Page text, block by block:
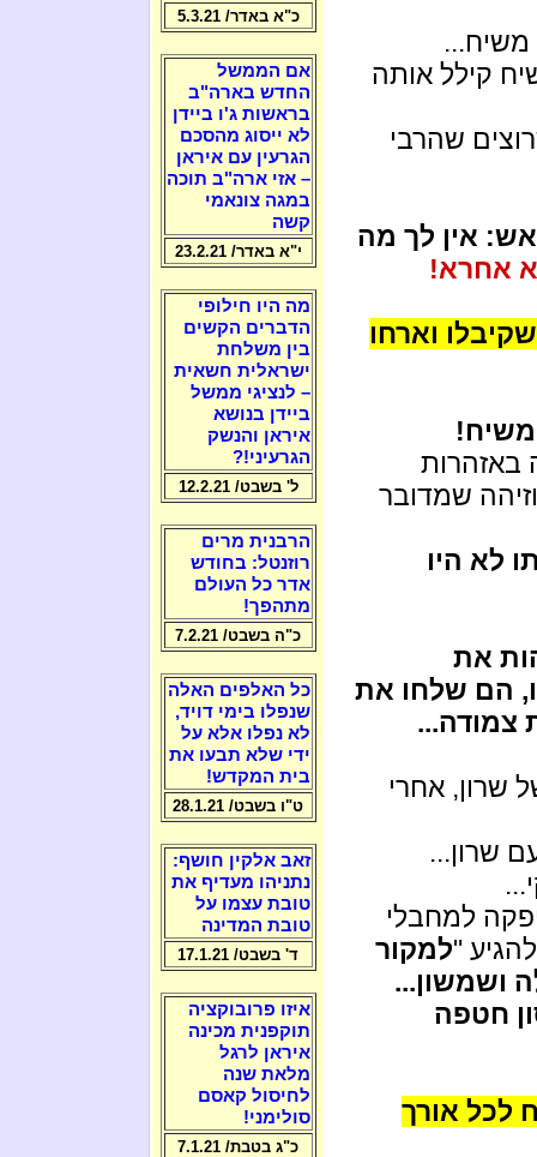
קילל אותה
שהרבי
אין לך מה
אחרא!
וארחו
באזהרות
שמדובר
לא היו
את
הם שלחו את
צמודה...
שרון, אחרי
שרון...
למחבלי
"למקור
ושמשון...
חטפה
לכל אורך
כ"א באדר/ 5.3.21
אם הממשל
החדש בארה"ב
בראשות ג'ו ביידן
לא ייסוג מהסכם
הגרעין עם איראן
– אזי ארה"ב תוכה
במגה צונאמי
קשה
י"א באדר/ 23.2.21
מה היו חילופי
הדברים הקשים
בין משלחת
ישראלית חשאית
– לנציגי ממשל
ביידן בנושא
איראן והנשק
הגרעיני!?
ל' בשבט/ 12.2.21
הרבנית מרים
רוזנטל: בחודש
אדר כל העולם
מתהפך!
כ"ה בשבט/ 7.2.21
כל האלפים האלה
שנפלו בימי דויד,
לא נפלו אלא על
ידי שלא תבעו את
בית המקדש!
ט"ו בשבט/ 28.1.21
זאב אלקין חושף:
נתניהו מעדיף את
טובת עצמו על
טובת המדינה
ד' בשבט/ 17.1.21
איזו פרובוקציה
תוקפנית מכינה
איראן לרגל
מלאת שנה
לחיסול קאסם
סולימני!
כ"ג בטבת/ 7.1.21